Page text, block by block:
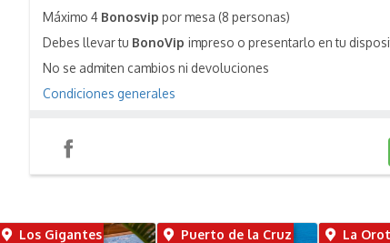
Máximo 4 Bonosvip por mesa (8 personas)
Debes llevar tu BonoVipimpreso o presentarlo en tu
No se admiten cambios ni devoluciones
Condiciones generales
Los Gigantes Puerto de la Cruz La